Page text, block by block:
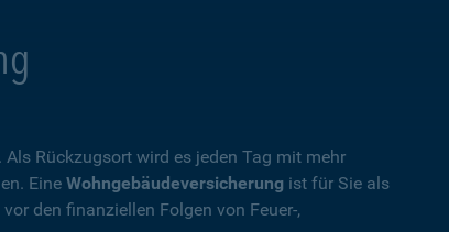
Rückzugsort wird es jeden Tag mit mehr
Eine Wohngebäudeversicherung ist für Sie als
den finanziellen Folgen von Feuer-,